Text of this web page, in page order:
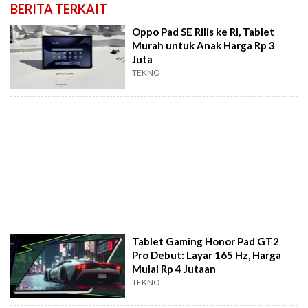
BERITA TERKAIT
Oppo Pad SE Rilis ke RI, Tablet
Murah untuk Anak Harga Rp 3
Juta
TEKNO
Tablet Gaming Honor Pad GT2
Pro Debut: Layar 165 Hz, Harga
Mulai Rp 4 Jutaan
TEKNO